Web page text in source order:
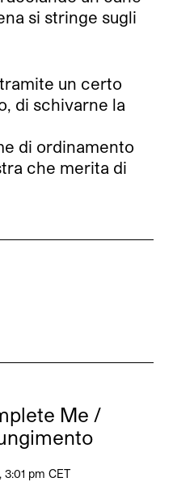
si stringe sugli
un certo
di schivarne la
di ordinamento
che merita di
Me /
3:01 pm CET